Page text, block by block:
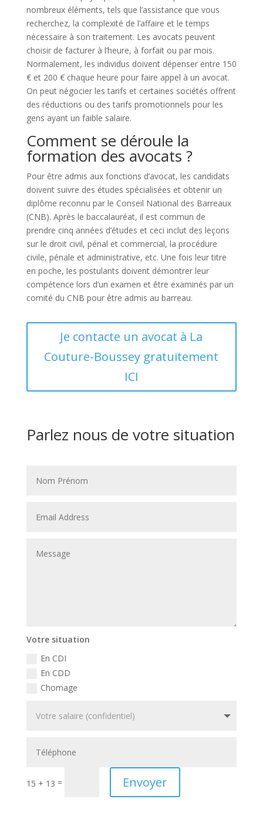
nombreux éléments, tels que l’assistance que vous
recherchez, la complexité de l’affaire et le temps
nécessaire à son traitement. Les avocats peuvent
choisir de facturer à l’heure, à forfait ou par mois.
Normalement, les individus doivent dépenser entre 150
€ et 200 € chaque heure pour faire appel à un avocat.
On peut négocier les tarifs et certaines sociétés offrent
des réductions ou des tarifs promotionnels pour les
gens ayant un faible salaire.
Comment se déroule la
formation des avocats ?
Pour être admis aux fonctions d’avocat, les candidats
doivent suivre des études spécialisées et obtenir un
diplôme reconnu par le Conseil National des Barreaux
(CNB). Après le baccalauréat, il est commun de
prendre cinq années d’études et ceci inclut des leçons
sur le droit civil, pénal et commercial, la procédure
civile, pénale et administrative, etc. Une fois leur titre
en poche, les postulants doivent démontrer leur
compétence lors d’un examen et être examinés par un
comité du CNB pour être admis au barreau.
Je contacte un avocat à La
Couture-Boussey gratuitement
ICI
Parlez nous de votre situation
Votre situation
En CDI
En CDD
Chomage
15 + 13 = Envoyer